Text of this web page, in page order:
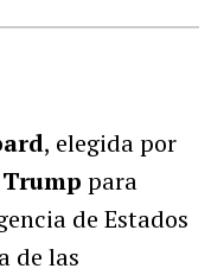
, elegida por
para
de Estados
de las